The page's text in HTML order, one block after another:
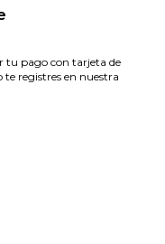
tu pago con tarjeta de
te registres en nuestra